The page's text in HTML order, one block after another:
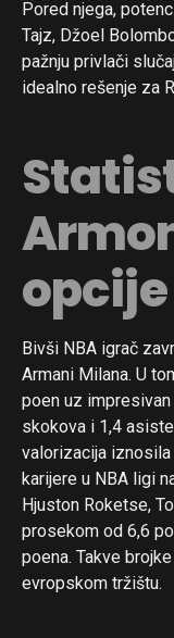
Pored njega,
Tajz, Džoel
pažnju privlači
idealno rešenje za
opcije
Bivši NBA igrač
Armani Milana. U
poen uz impresivan
skokova i 1,4
valorizacija iznosila
karijere u NBA ligi
Hjuston Roketse,
prosekom od 6,6
poena. Takve
evropskom tržištu.